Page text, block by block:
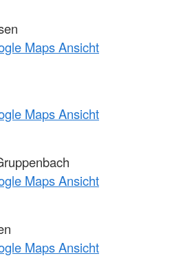
Maps Ansicht
Maps Ansicht
Maps Ansicht
Maps Ansicht